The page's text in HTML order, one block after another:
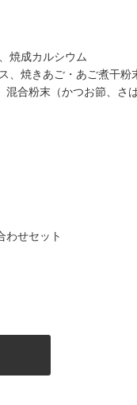
焼成カルシウム
焼きあご・あご煮干
合粉末（かつお節、さ
わせセット